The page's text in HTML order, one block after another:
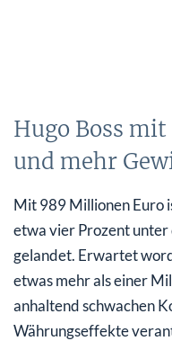
Hugo Boss
und mehr
Mit 989 Millionen Euro
etwa vier Prozent
gelandet. Erwartet
etwas mehr als einer
anhaltend schwachen
Währungseffekte